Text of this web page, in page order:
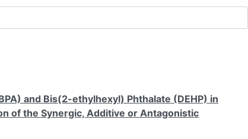
and Bis(2-ethylhexyl) Phthalate (DEHP) in
of the Synergic, Additive or Antagonistic